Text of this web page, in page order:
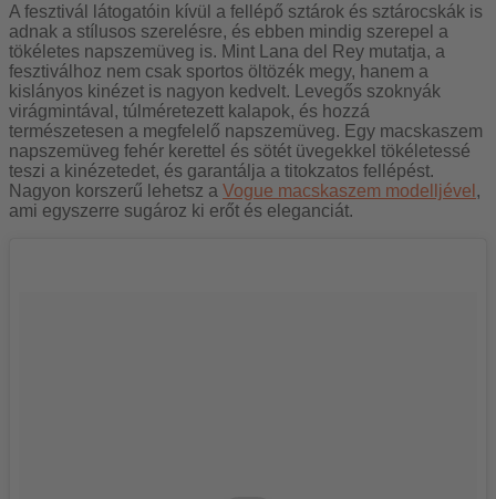
A fesztivál látogatóin kívül a fellépő sztárok és sztárocskák is
adnak a stílusos szerelésre, és ebben mindig szerepel a
tökéletes napszemüveg is. Mint Lana del Rey mutatja, a
fesztiválhoz nem csak sportos öltözék megy, hanem a
kislányos kinézet is nagyon kedvelt. Levegős szoknyák
virágmintával, túlméretezett kalapok, és hozzá
természetesen a megfelelő napszemüveg. Egy macskaszem
napszemüveg fehér kerettel és sötét üvegekkel tökéletessé
teszi a kinézetedet, és garantálja a titokzatos fellépést.
Nagyon korszerű lehetsz a Vogue macskaszem modelljével ,
ami egyszerre sugároz ki erőt és eleganciát.